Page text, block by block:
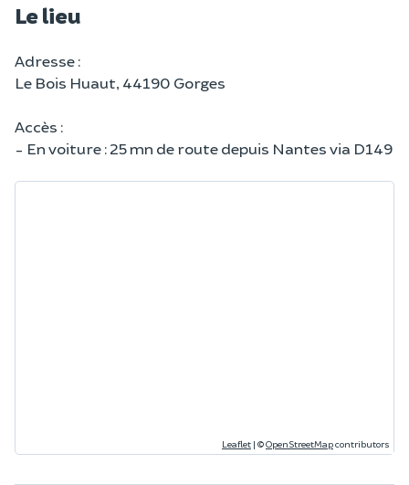
Le lieu
Adresse :
Le Bois Huaut, 44190 Gorges
Accès :
- En voiture : 25 mn de route depuis Nantes via D149
Leaflet | ©OpenStreetMapcontributors